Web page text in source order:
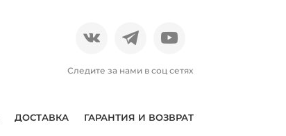
Следите за нами в соц сетях
ДОСТАВКА ГАРАНТИЯ И ВОЗВРАТ